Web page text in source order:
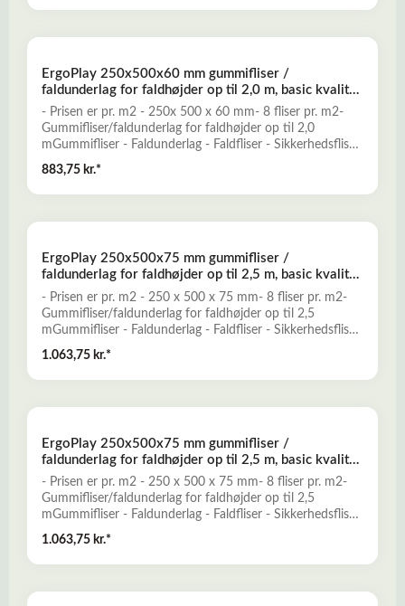
optimal falddæmpning og skridsikkerhed for opnåelse af
prisbillig løsning, der kun kræver minimal vedligeholdelse.-
Miljøvenligt og ugiftigt- Mange forskellige dekorative
farver- Vanddrænende - permeabelt- Lav brandbarhedLæs
mere her om ErgoPlay gummifliser - faldunderlag
ErgoPlay 250x500x60 mm gummifliser /
faldunderlag for faldhøjder op til 2,0 m, basic kvalitet,
sort
- Prisen er pr. m2 - 250x 500 x 60 mm- 8 fliser pr. m2-
Gummifliser/faldunderlag for faldhøjder op til 2,0
mGummifliser - Faldunderlag - Faldfliser - Sikkerhedsfliser
- FaldgummiErgoPlay gummifliser er et godt alternativ til
traditionelle faldunderlag, og er konstrueret til at yde
optimal falddæmpning og skridsikkerhed for opnåelse af
Miljøvenligt og ugiftigt- Mange forskellige dekorative
farver- Vanddrænende - permeabelt- Lav brandbarhedLæs
mere her om ErgoPlay gummifliser - faldunderlag
883,75 kr.*
ErgoPlay 250x500x75 mm gummifliser /
faldunderlag for faldhøjder op til 2,5 m, basic kvalitet,
rød
- Prisen er pr. m2 - 250 x 500 x 75 mm- 8 fliser pr. m2-
Gummifliser/faldunderlag for faldhøjder op til 2,5
mGummifliser - Faldunderlag - Faldfliser - Sikkerhedsfliser
traditionelle faldunderlag, og er konstrueret til at yde
optimal falddæmpning og skridsikkerhed for opnåelse af
prisbillig løsning, der kun kræver minimal vedligeholdelse.-
Miljøvenligt og ugiftigt- Mange forskellige dekorative
farver- Vanddrænende - permeabelt- Lav brandbarhedLæs
mere her om ErgoPlay gummifliser - faldunderlag
1.063,75 kr.*
ErgoPlay 250x500x75 mm gummifliser /
faldunderlag for faldhøjder op til 2,5 m, basic kvalitet,
sort
- Prisen er pr. m2 - 250 x 500 x 75 mm- 8 fliser pr. m2-
Gummifliser/faldunderlag for faldhøjder op til 2,5
mGummifliser - Faldunderlag - Faldfliser - Sikkerhedsfliser
- FaldgummiErgoPlay gummifliser er et godt alternativ til
traditionelle faldunderlag, og er konstrueret til at yde
optimal falddæmpning og skridsikkerhed for opnåelse af
1.063,75 kr.*